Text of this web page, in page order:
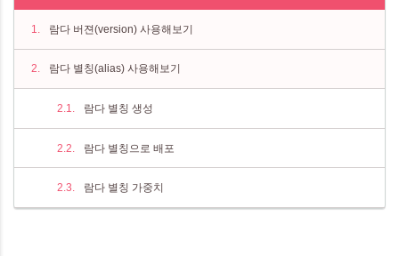
람다 버젼(version) 사용해보기
람다 별칭(alias) 사용해보기
람다 별칭 생성
람다 별칭으로 배포
람다 별칭 가중치